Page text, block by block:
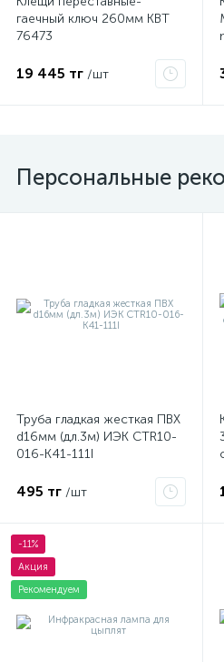
гаечный ключ 260мм КВТ
76473
19 445 тг /шт
Персональные
Труба гладкая жесткая ПВХ
d16мм (дл.3м) ИЭК CTR10-
016-K41-111I
495 тг /шт
-11%
Акция
Рекомендуем